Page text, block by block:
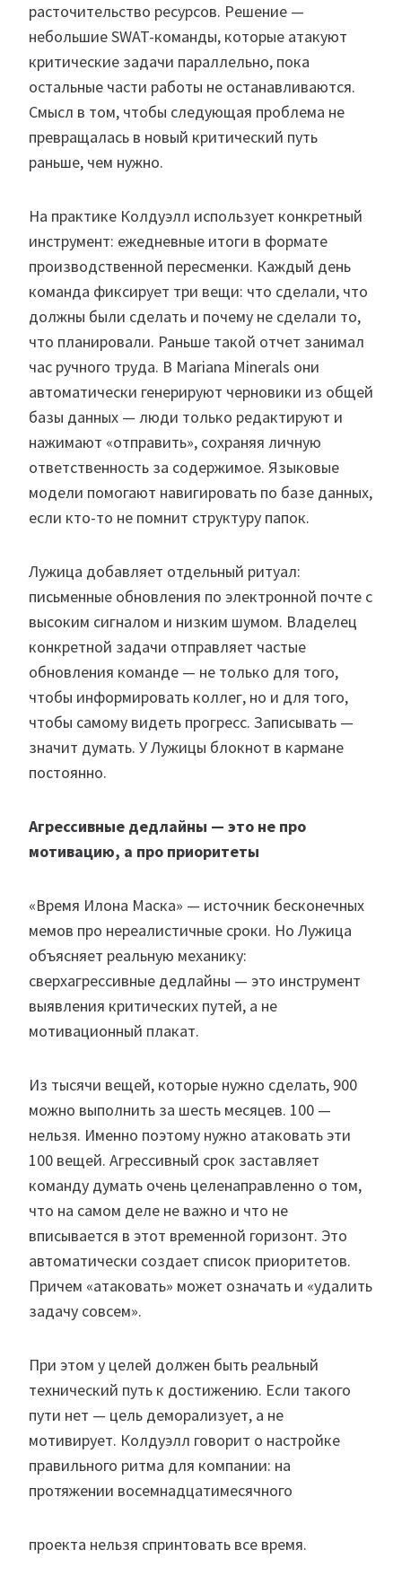
расточительство ресурсов. Решение —
небольшие SWAT-команды, которые атакуют
критические задачи параллельно, пока
остальные части работы не останавливаются.
Смысл в том, чтобы следующая проблема не
превращалась в новый критический путь
раньше, чем нужно.
На практике Колдуэлл использует конкретный
инструмент: ежедневные итоги в формате
производственной пересменки. Каждый день
команда фиксирует три вещи: что сделали, что
должны были сделать и почему не сделали то,
что планировали. Раньше такой отчет занимал
час ручного труда. В Mariana Minerals они
автоматически генерируют черновики из общей
базы данных — люди только редактируют и
нажимают «отправить», сохраняя личную
ответственность за содержимое. Языковые
модели помогают навигировать по базе данных,
если кто-то не помнит структуру папок.
Лужица добавляет отдельный ритуал:
письменные обновления по электронной почте с
высоким сигналом и низким шумом. Владелец
конкретной задачи отправляет частые
обновления команде — не только для того,
чтобы информировать коллег, но и для того,
чтобы самому видеть прогресс. Записывать —
значит думать. У Лужицы блокнот в кармане
постоянно.
Агрессивные дедлайны — это не про
мотивацию, а про приоритеты
«Время Илона Маска» — источник бесконечных
мемов про нереалистичные сроки. Но Лужица
объясняет реальную механику:
сверхагрессивные дедлайны — это инструмент
выявления критических путей, а не
мотивационный плакат.
Из тысячи вещей, которые нужно сделать, 900
можно выполнить за шесть месяцев. 100 —
нельзя. Именно поэтому нужно атаковать эти
100 вещей. Агрессивный срок заставляет
команду думать очень целенаправленно о том,
что на самом деле не важно и что не
вписывается в этот временной горизонт. Это
автоматически создает список приоритетов.
Причем «атаковать» может означать и «удалить
задачу совсем».
При этом у целей должен быть реальный
технический путь к достижению. Если такого
пути нет — цель деморализует, а не
мотивирует. Колдуэлл говорит о настройке
правильного ритма для компании: на
протяжении восемнадцатимесячного
проекта нельзя спринтовать все время.